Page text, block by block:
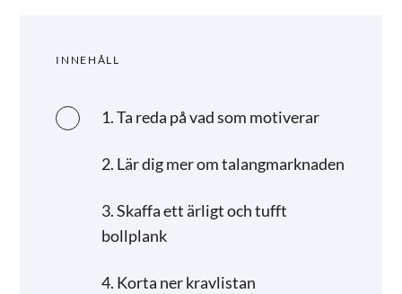
INNEHÅLL
1. Ta reda på vad som motiverar
2. Lär dig mer om talangmarknaden
3. Skaffa ett ärligt och tufft
bollplank
4. Korta ner kravlistan